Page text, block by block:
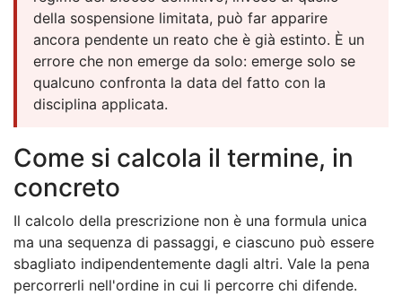
della sospensione limitata, può far apparire
ancora pendente un reato che è già estinto. È un
errore che non emerge da solo: emerge solo se
qualcuno confronta la data del fatto con la
disciplina applicata.
Come si calcola il termine, in
concreto
Il calcolo della prescrizione non è una formula unica
ma una sequenza di passaggi, e ciascuno può essere
sbagliato indipendentemente dagli altri. Vale la pena
percorrerli nell'ordine in cui li percorre chi difende.